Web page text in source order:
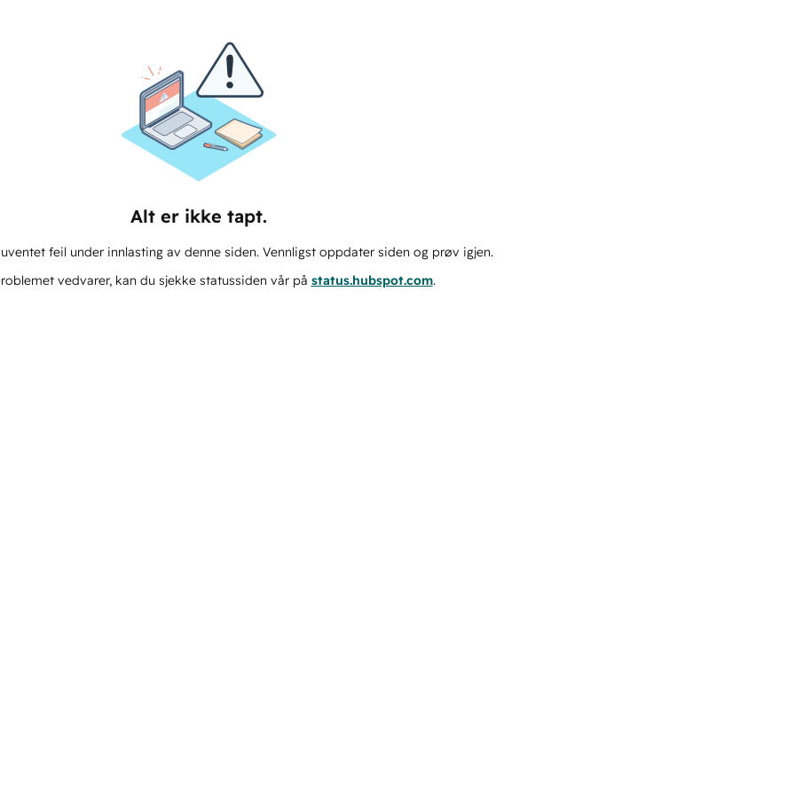
Alt er ikke tapt.
feil under innlasting av denne siden. Vennligst oppdater siden og prøv igjen.
vedvarer, kan du sjekke statussiden vår på status.hubspot.com.